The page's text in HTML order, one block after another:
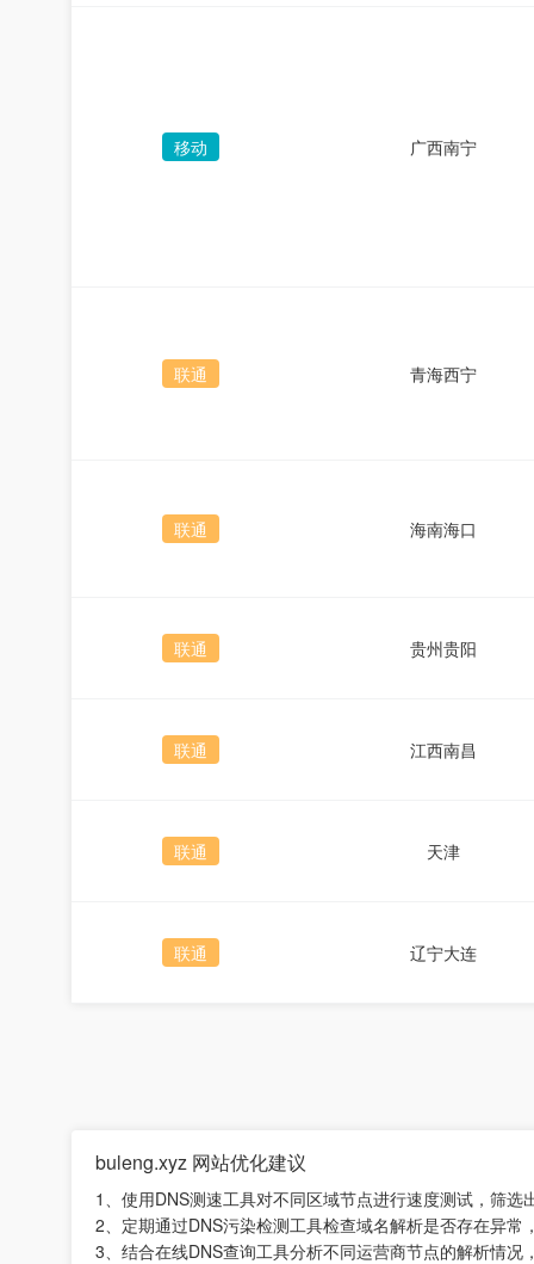
移动 广西南宁
联通 青海西宁
联通 海南海口
联通 贵州贵阳
联通 江西南昌
联通 天津
联通 辽宁大连
buleng.xyz 网站优化建议
1、使用DNS测速工具对不同区域节点进行速度测试，筛
2、定期通过DNS污染检测工具检查域名解析是否存在异
3、结合在线DNS查询工具分析不同运营商节点的解析情